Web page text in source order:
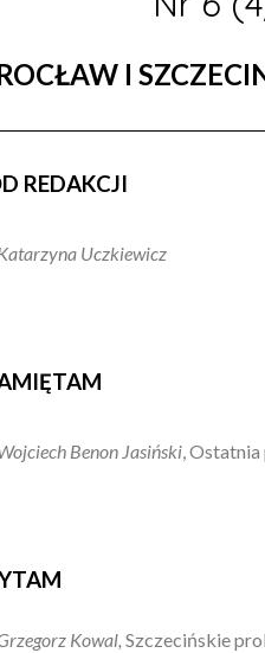
I
REDAKCJI
Uczkiewicz
Benon Jasiński, Ostatnia
Kowal, Szczecińskie